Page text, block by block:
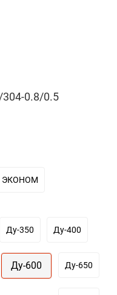
0.8/0.5
ЭКОНОМ
Ду-350 Ду-400
Ду-600 Ду-650